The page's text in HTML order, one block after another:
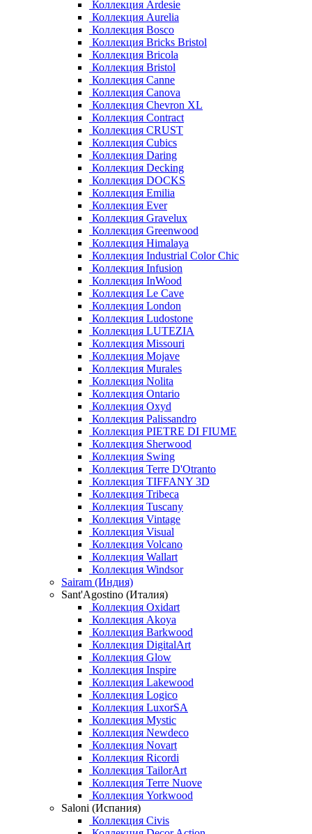
Коллекция Ardesie
Коллекция Aurelia
Коллекция Bosco
Коллекция Bricks Bristol
Коллекция Bricola
Коллекция Bristol
Коллекция Canne
Коллекция Canova
Коллекция Chevron XL
Коллекция Contract
Коллекция CRUST
Коллекция Cubics
Коллекция Daring
Коллекция Decking
Коллекция DOCKS
Коллекция Emilia
Коллекция Ever
Коллекция Gravelux
Коллекция Greenwood
Коллекция Himalaya
Коллекция Industrial Color Chic
Коллекция Infusion
Коллекция InWood
Коллекция Le Cave
Коллекция London
Коллекция Ludostone
Коллекция LUTEZIA
Коллекция Missouri
Коллекция Mojave
Коллекция Murales
Коллекция Nolita
Коллекция Ontario
Коллекция Oxyd
Коллекция Palissandro
Коллекция PIETRE DI FIUME
Коллекция Sherwood
Коллекция Swing
Коллекция Terre D'Otranto
Коллекция TIFFANY 3D
Коллекция Tribeca
Коллекция Tuscany
Коллекция Vintage
Коллекция Visual
Коллекция Volcano
Коллекция Wallart
Коллекция Windsor
Sairam (Индия)
Sant'Agostino (Италия)
Коллекция Oxidart
Коллекция Akoya
Коллекция Barkwood
Коллекция DigitalArt
Коллекция Glow
Коллекция Inspire
Коллекция Lakewood
Коллекция Logico
Коллекция LuxorSA
Коллекция Mystic
Коллекция Newdeco
Коллекция Novart
Коллекция Ricordi
Коллекция TailorArt
Коллекция Terre Nuove
Коллекция Yorkwood
Saloni (Испания)
Коллекция Civis